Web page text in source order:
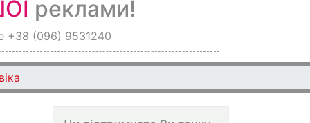
реклами!
+38 (096) 9531240